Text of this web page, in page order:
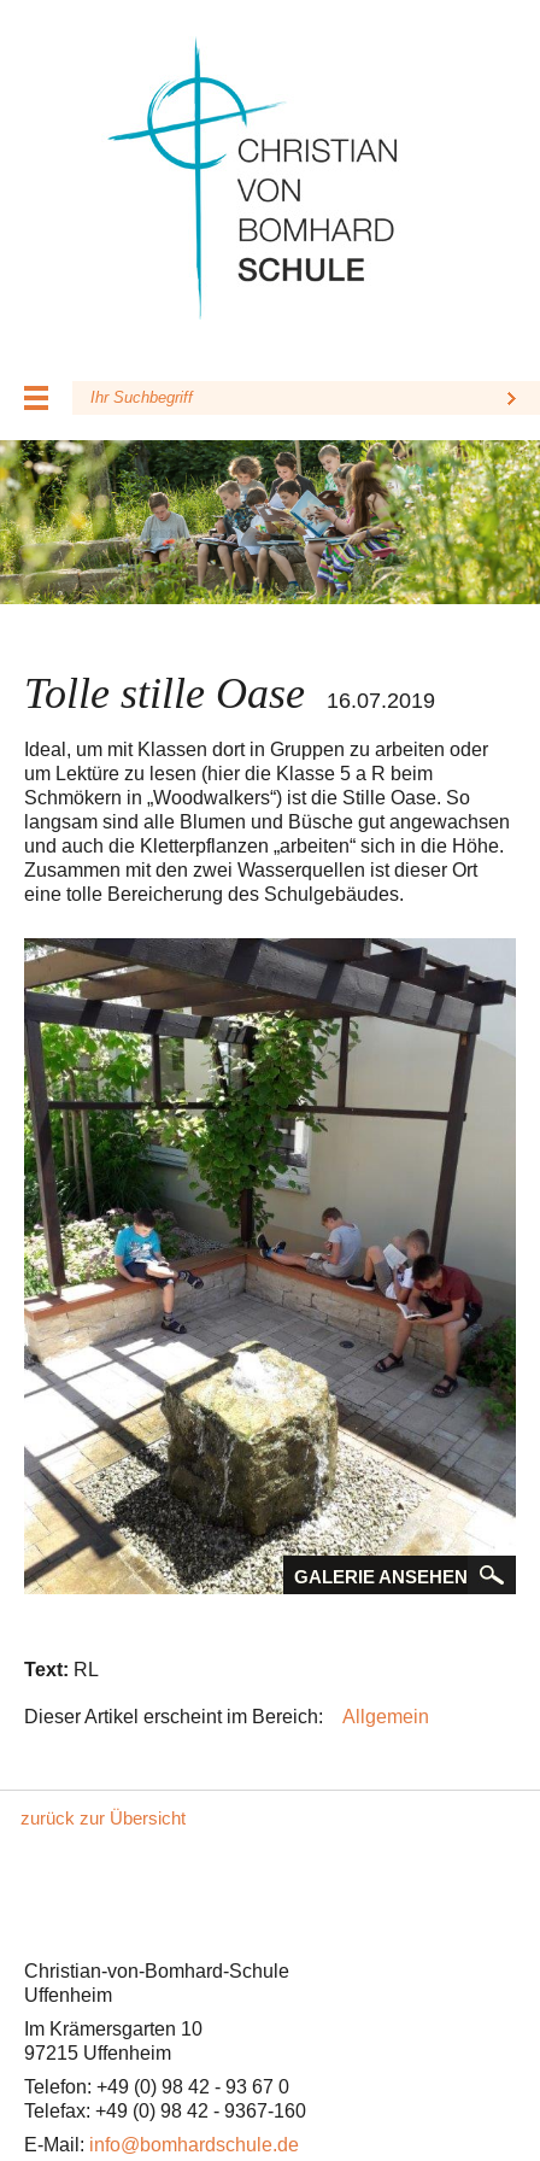
Tolle stille Oase 16.07.2019
Ideal, um mit Klassen dort in Gruppen zu arbeiten oder
um Lektüre zu lesen (hier die Klasse 5 a R beim
Schmökern in „Woodwalkers“) ist die Stille Oase. So
langsam sind alle Blumen und Büsche gut angewachsen
und auch die Kletterpflanzen „arbeiten“ sich in die Höhe.
Zusammen mit den zwei Wasserquellen ist dieser Ort
eine tolle Bereicherung des Schulgebäudes.
GALERIE ANSEHEN
Text: RL
Dieser Artikel erscheint im Bereich: Allgemein
zurück zur Übersicht
Christian-von-Bomhard-Schule
Uffenheim
Im Krämersgarten 10
97215 Uffenheim
Telefon: +49 (0) 98 42 - 93 67 0
Telefax: +49 (0) 98 42 - 9367-160
E-Mail: info@bomhardschule.de